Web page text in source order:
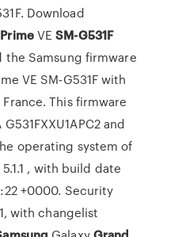
Download
PrimeVESM-G531F
the Samsung firmware
VE SM-G531F with
This firmware
and
operating system of
, with build date
+0000. Security
with changelist